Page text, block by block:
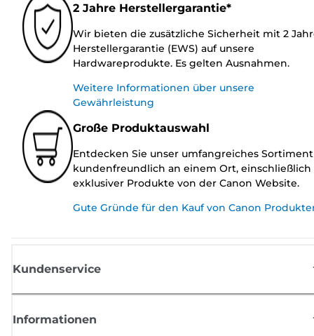
2 Jahre Herstellergarantie*
Wir bieten die zusätzliche Sicherheit mit 2
Herstellergarantie (EWS) auf unsere
Hardwareprodukte. Es gelten Ausnahmen.
Weitere Informationen über unsere
Gewährleistung
Große Produktauswahl
Entdecken Sie unser umfangreiches Sortiment
kundenfreundlich an einem Ort, einschließlich
exklusiver Produkte von der Canon Website.
Gute Gründe für den Kauf von Canon
Kundenservice
Informationen